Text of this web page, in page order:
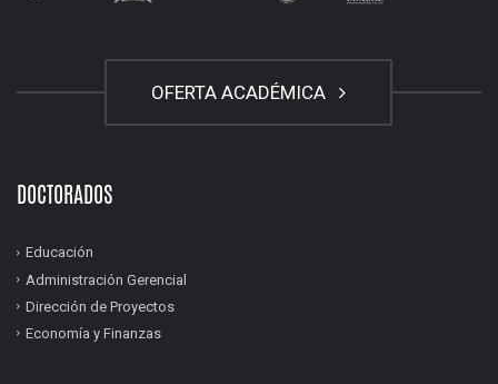
OFERTA ACADÉMICA
DOCTORADOS
Educación
Administración Gerencial
Dirección de Proyectos
Economía y Finanzas